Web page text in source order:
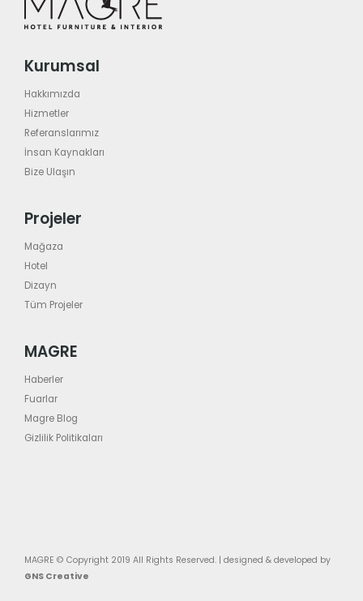
Kurumsal
Hakkımızda
Hizmetler
Referanslarımız
İnsan Kaynakları
Bize Ulaşın
Projeler
Mağaza
Hotel
Dizayn
Tüm Projeler
MAGRE
Haberler
Fuarlar
Magre Blog
Gizlilik Politikaları
MAGRE © Copyright 2019 All Rights Reserved. | designed & developed by
GNS Creative